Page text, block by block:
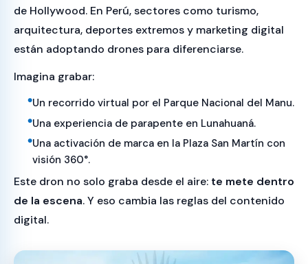
de Hollywood. En Perú, sectores como turismo,
arquitectura, deportes extremos y marketing digital
están adoptando drones para diferenciarse.
Imagina grabar:
Un recorrido virtual por el Parque Nacional del Manu.
Una experiencia de parapente en Lunahuaná.
Una activación de marca en la Plaza San Martín con
visión 360°.
Este dron no solo graba desde el aire: te mete dentro
de la escena. Y eso cambia las reglas del contenido
digital.